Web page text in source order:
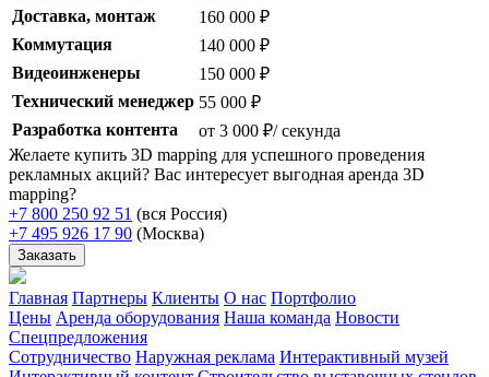
Доставка, монтаж
160 000 ₽
Коммутация
140 000 ₽
Видеоинженеры
150 000 ₽
Технический менеджер 55 000 ₽
Разработка контента
от 3 000 ₽/ секунда
Желаете купить 3D mapping для успешного проведения
рекламных акций? Вас интересует выгодная аренда 3D
mapping?
+7 800 250 92 51 (вся Россия)
+7 495 926 17 90 (Москва)
Заказать
Главная Партнеры Клиенты О нас Портфолио
Цены Аренда оборудования Наша команда Новости
Спецпредложения
Сотрудничество Наружная реклама Интерактивный музей